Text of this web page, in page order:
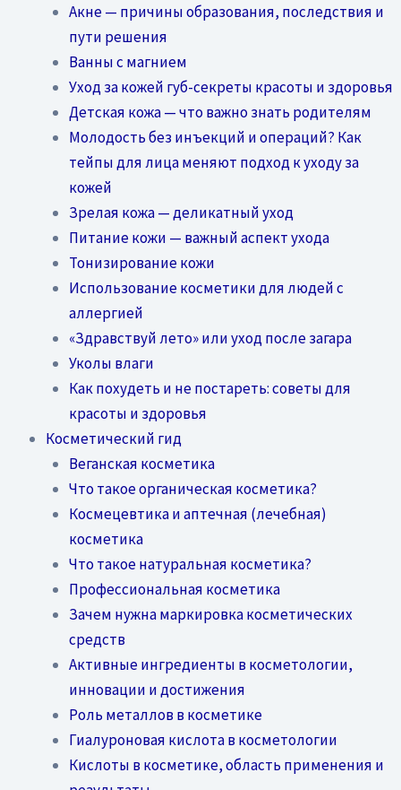
Акне — причины образования, последствия и
пути решения
Ванны с магнием
Уход за кожей губ-секреты красоты и здоровья
Детская кожа — что важно знать родителям
Молодость без инъекций и операций? Как
тейпы для лица меняют подход к уходу за
кожей
Зрелая кожа — деликатный уход
Питание кожи — важный аспект ухода
Тонизирование кожи
Использование косметики для людей с
аллергией
«Здравствуй лето» или уход после загара
Уколы влаги
Как похудеть и не постареть: советы для
красоты и здоровья
Косметический гид
Веганская косметика
Что такое органическая косметика?
Космецевтика и аптечная (лечебная)
косметика
Что такое натуральная косметика?
Профессиональная косметика
Зачем нужна маркировка косметических
средств
Активные ингредиенты в косметологии,
инновации и достижения
Роль металлов в косметике
Гиалуроновая кислота в косметологии
Кислоты в косметике, область применения и